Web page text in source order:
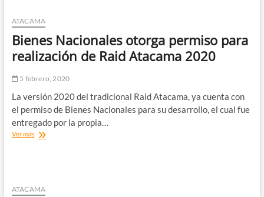
de
pensiones
del
Pilar
Solidario
sectores
rurales
ATACAMA
Bienes Nacionales otorga permiso para
realización de Raid Atacama 2020
5 febrero, 2020
La versión 2020 del tradicional Raid Atacama, ya cuenta con
el permiso de Bienes Nacionales para su desarrollo, el cual fue
entregado por la propia…
Ver másBienes
realización
ATACAMA